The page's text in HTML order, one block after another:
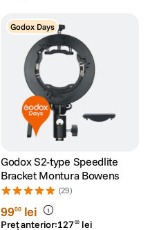
Godox Days
Godox S2-type Speedlite
Bracket Montura Bowens
(29)
9900 lei
Preț anterior:12700 lei